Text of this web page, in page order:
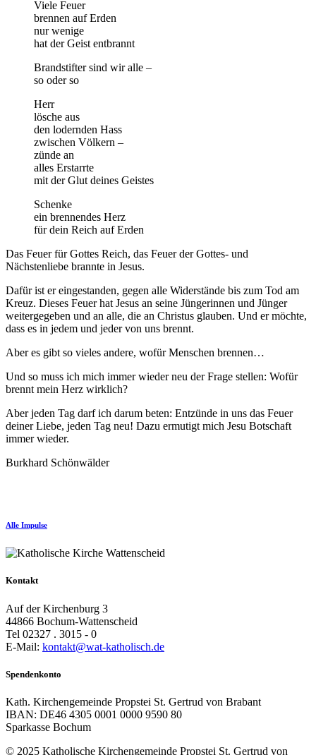
Viele Feuer
brennen auf Erden
nur wenige
hat der Geist entbrannt
Brandstifter sind wir alle –
so oder so
Herr
lösche aus
den lodernden Hass
zwischen Völkern –
zünde an
alles Erstarrte
mit der Glut deines Geistes
Schenke
ein brennendes Herz
für dein Reich auf Erden
Das Feuer für Gottes Reich, das Feuer der Gottes- und
Nächstenliebe brannte in Jesus.
Dafür ist er eingestanden, gegen alle Widerstände bis zum Tod am
Kreuz. Dieses Feuer hat Jesus an seine Jüngerinnen und Jünger
weitergegeben und an alle, die an Christus glauben. Und er möchte,
dass es in jedem und jeder von uns brennt.
Aber es gibt so vieles andere, wofür Menschen brennen…
Und so muss ich mich immer wieder neu der Frage stellen: Wofür
brennt mein Herz wirklich?
Aber jeden Tag darf ich darum beten: Entzünde in uns das Feuer
deiner Liebe, jeden Tag neu! Dazu ermutigt mich Jesu Botschaft
immer wieder.
Burkhard Schönwälder
Alle Impulse
Kontakt
Auf der Kirchenburg 3
44866 Bochum-Wattenscheid
Tel 02327 . 3015 - 0
E-Mail: kontakt@wat-katholisch.de
Spendenkonto
Kath. Kirchengemeinde Propstei St. Gertrud von Brabant
IBAN: DE46 4305 0001 0000 9590 80
Sparkasse Bochum
© 2025 Katholische Kirchengemeinde Propstei St. Gertrud von